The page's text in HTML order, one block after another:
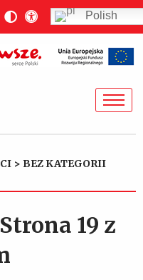
Polish
> BEZ KATEGORII
19 z